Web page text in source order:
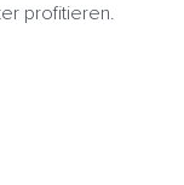
profitieren.